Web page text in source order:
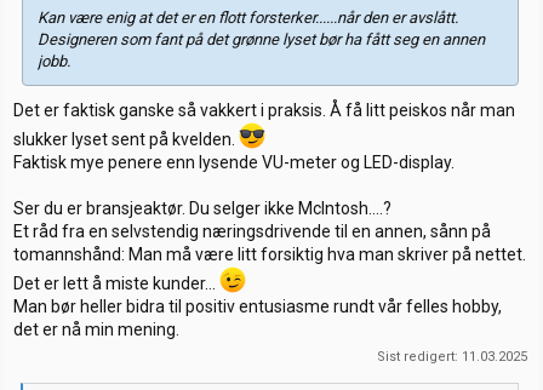
Kan være enig at det er en flott forsterker......når den er avslått.
Designeren som fant på det grønne lyset bør ha fått seg en annen
jobb.
Det er faktisk ganske så vakkert i praksis. Å få litt peiskos når man
slukker lyset sent på kvelden.
Faktisk mye penere enn lysende VU-meter og LED-display.
Ser du er bransjeaktør. Du selger ikke McIntosh....?
Et råd fra en selvstendig næringsdrivende til en annen, sånn på
tomannshånd: Man må være litt forsiktig hva man skriver på nettet.
Det er lett å miste kunder...
Man bør heller bidra til positiv entusiasme rundt vår felles hobby,
det er nå min mening.
Sist redigert: 11.03.2025